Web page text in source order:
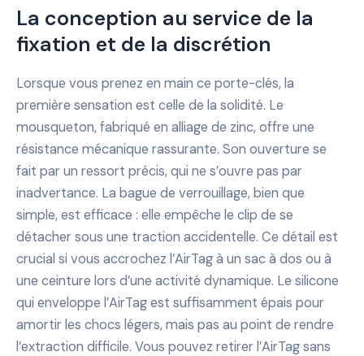
La conception au service de la
fixation et de la discrétion
Lorsque vous prenez en main ce porte-clés, la
première sensation est celle de la solidité. Le
mousqueton, fabriqué en alliage de zinc, offre une
résistance mécanique rassurante. Son ouverture se
fait par un ressort précis, qui ne s’ouvre pas par
inadvertance. La bague de verrouillage, bien que
simple, est efficace : elle empêche le clip de se
détacher sous une traction accidentelle. Ce détail est
crucial si vous accrochez l’AirTag à un sac à dos ou à
une ceinture lors d’une activité dynamique. Le silicone
qui enveloppe l’AirTag est suffisamment épais pour
amortir les chocs légers, mais pas au point de rendre
l’extraction difficile. Vous pouvez retirer l’AirTag sans